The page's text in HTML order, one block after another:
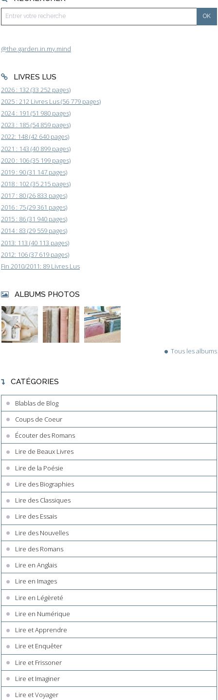
@the.garden.in.my.mind
LIVRES LUS
2026 : 132 (33 252 pages)
2025 : 212 Livres Lus (56 779 pages)
2024 : 191 (51 980 pages)
2023 : 185 (54 859 pages)
2022: 148 (42 640 pages)
2021 : 143 (40 899 pages)
2020 : 106 (35 199 pages)
2019 : 90 (31 147 pages)
2018 : 102 (35 215 pages)
2017 : 80 (26 833 pages)
2016 : 75 (29 361 pages)
2015 : 86 (31 940 pages)
2014 : 83 (29 559 pages)
2013: 113 (40 113 pages)
2012: 106 (37 619 pages)
Fin 2010/2011: 89 Livres Lus
ALBUMS PHOTOS
Tous les albums
CATÉGORIES
Blablas de Blog
Coups de Coeur
Écouter des Romans
Lire de Beaux Livres
Lire de la Poésie
Lire des Biographies
Lire des Classiques
Lire des Essais
Lire des Nouvelles
Lire des Romans
Lire en Anglais
Lire en Images
Lire en Légèreté
Lire en Numérique
Lire et Apprendre
Lire et Enquêter
Lire et Frissoner
Lire et Imaginer
Lire et Voyager